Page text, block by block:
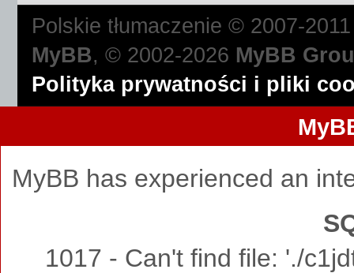
Polskie tłumaczenie © 2007-
MyBB, © 2002-2026 MyBB
Polityka prywatności i pliki
MyBB has experienced an
1017 - Can't find file: './